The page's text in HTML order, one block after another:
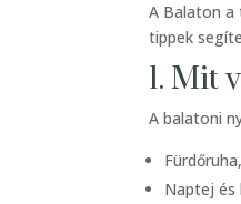
A Balaton a
tippek
1. Mit
A balatoni
Naptej és